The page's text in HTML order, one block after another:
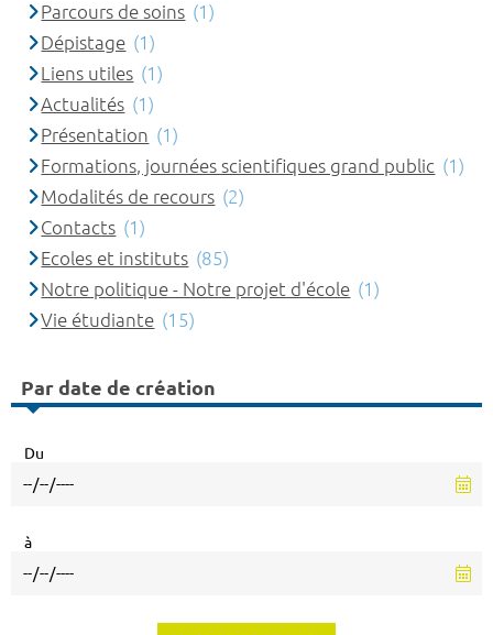
Parcours de soins (1)
Dépistage (1)
Liens utiles (1)
Actualités (1)
Présentation (1)
Formations, journées scientifiques grand public (1)
Modalités de recours (2)
Contacts (1)
Ecoles et instituts (85)
Notre politique - Notre projet d'école (1)
Vie étudiante (15)
Par date de création
Du
à